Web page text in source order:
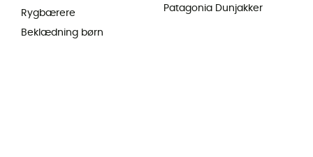
Rygbærere
Beklædning børn
Patagonia Dunjakker